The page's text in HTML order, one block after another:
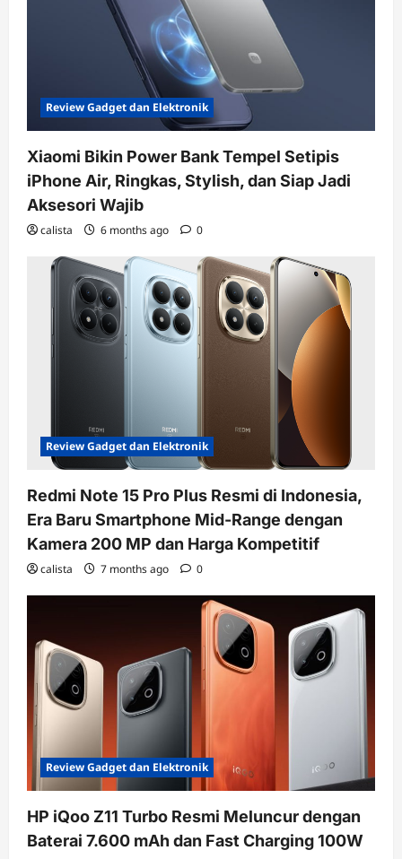
Review Gadget dan Elektronik
Xiaomi Bikin Power Bank Tempel Setipis
iPhone Air, Ringkas, Stylish, dan Siap Jadi
Aksesori Wajib
calista 6 months ago 0
Review Gadget dan Elektronik
Redmi Note 15 Pro Plus Resmi di Indonesia,
Era Baru Smartphone Mid-Range dengan
Kamera 200 MP dan Harga Kompetitif
calista 7 months ago 0
Review Gadget dan Elektronik
HP iQoo Z11 Turbo Resmi Meluncur dengan
Baterai 7.600 mAh dan Fast Charging 100W